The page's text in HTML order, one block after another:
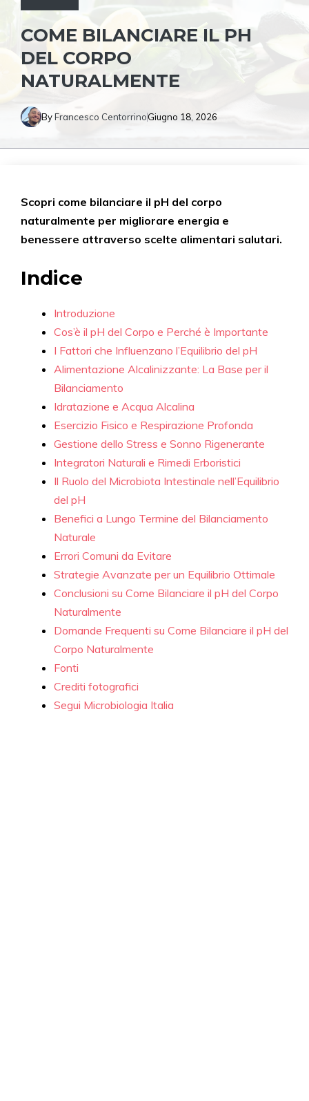
COME BILANCIARE IL PH
DEL CORPO
NATURALMENTE
ByFrancesco CentorrinoGiugno 18, 2026
Scopri come bilanciare il pH del corpo
naturalmente per migliorare energia e
benessere attraverso scelte alimentari salutari.
Indice
Introduzione
Cos’è il pH del Corpo e Perché è Importante
I Fattori che Influenzano l’Equilibrio del pH
Alimentazione Alcalinizzante: La Base per il
Bilanciamento
Idratazione e Acqua Alcalina
Esercizio Fisico e Respirazione Profonda
Gestione dello Stress e Sonno Rigenerante
Integratori Naturali e Rimedi Erboristici
Il Ruolo del Microbiota Intestinale nell’Equilibrio
del pH
Benefici a Lungo Termine del Bilanciamento
Naturale
Errori Comuni da Evitare
Strategie Avanzate per un Equilibrio Ottimale
Conclusioni su Come Bilanciare il pH del Corpo
Naturalmente
Domande Frequenti su Come Bilanciare il pH del
Corpo Naturalmente
Fonti
Crediti fotografici
Segui Microbiologia Italia